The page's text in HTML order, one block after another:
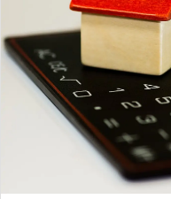
В прошлом году в
льготной ипотеки
компаний, однако
покупку квартиры
далеко не все
предъявлялись
доходу, что
работников. Но в